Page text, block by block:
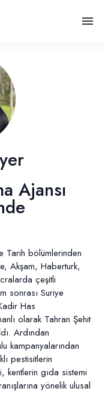
Ajansı
Tarih bölümlerinden
Akşam, Haberturk,
çeşitli
sonrası Suriye
Has
olarak Tahran Şehit
Ardından
kampanyalarından
pestisitlerin
kentlerin gıda sistemi
yönelik ulusal